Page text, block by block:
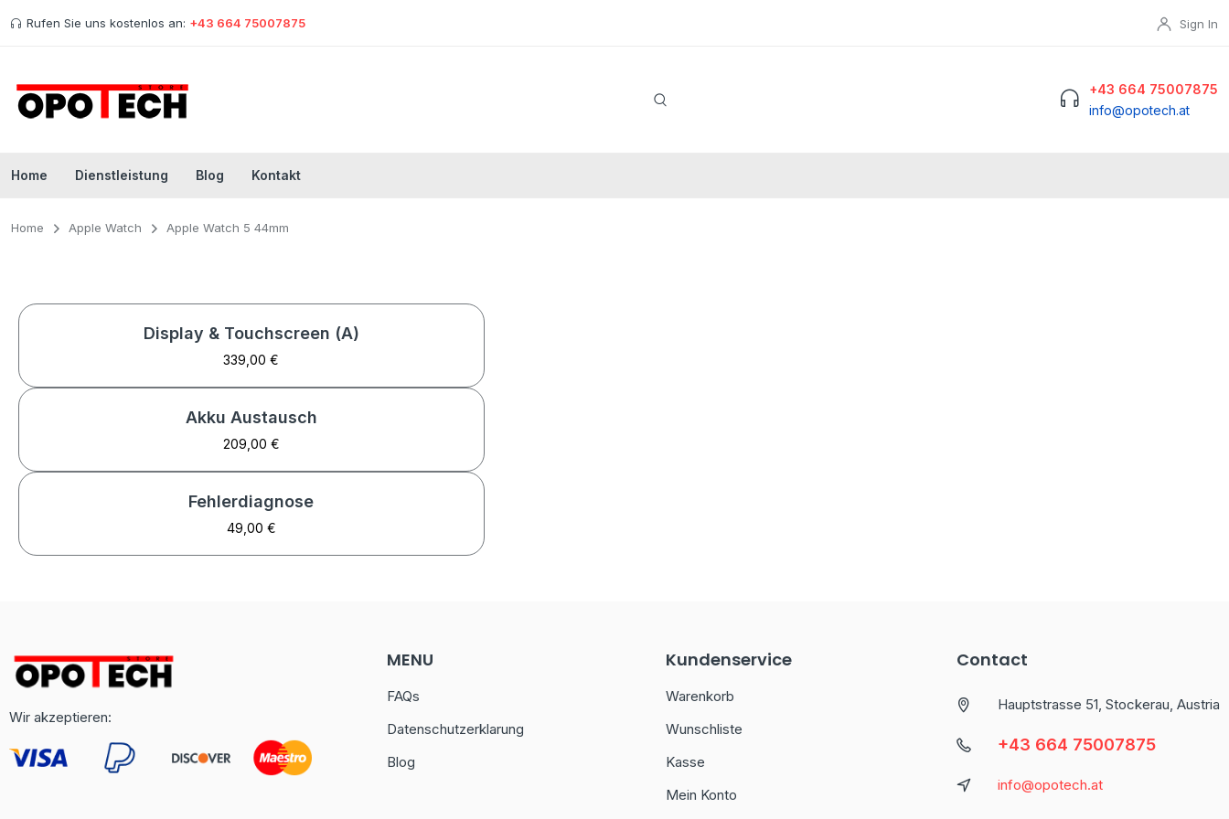
Rufen Sie uns kostenlos an: +43 664 75007875 Sign In
+43 664 75007875
info@opotech.at
Home Dienstleistung Blog Kontakt
Home Apple Watch Apple Watch 5 44mm
Display & Touchscreen (A)
339,00 €
Akku Austausch
209,00 €
Fehlerdiagnose
49,00 €
Wir akzeptieren:
MENU
FAQs
Datenschutzerklarung
Blog
Kundenservice
Warenkorb
Wunschliste
Kasse
Mein Konto
Contact
Hauptstrasse 51, Stockerau, Austria
+43 664 75007875
info@opotech.at